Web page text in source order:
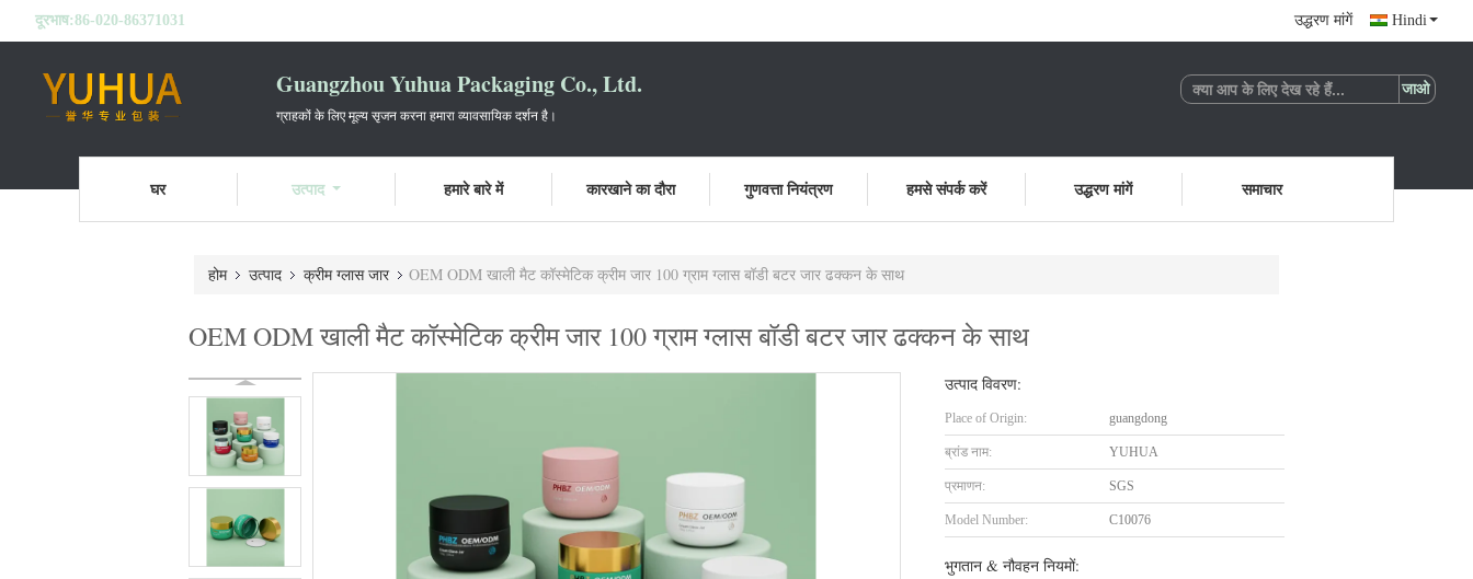
दूरभाष:86-020-86371031 उद्धरण मांगें Hindi
Guangzhou Yuhua Packaging Co., Ltd.
ग्राहकों के लिए मूल्य सृजन करना हमारा व्यावसायिक दर्शन है।
घर उत्पाद हमारे बारे में कारखाने का दौरा गुणवत्ता नियंत्रण हमसे संपर्क करें उद्धरण मांगें समाचार
होम उत्पाद क्रीम ग्लास जार OEM ODM खाली मैट कॉस्मेटिक क्रीम जार 100 ग्राम ग्लास बॉडी बटर जार ढक्कन के साथ
OEM ODM खाली मैट कॉस्मेटिक क्रीम जार 100 ग्राम ग्लास बॉडी बटर जार ढक्कन के साथ
उत्पाद विवरण:
Place of Origin: guangdong
ब्रांड नाम: YUHUA
प्रमाणन: SGS
Model Number: C10076
भुगतान & नौवहन नियमों: